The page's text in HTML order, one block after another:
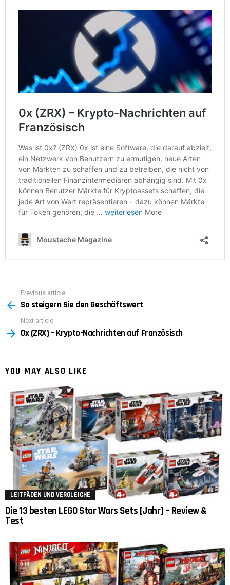
more
Previous article
So steigern Sie den Geschäftswert
Next article
0x (ZRX) – Krypto-Nachrichten auf Französisch
YOU MAY ALSO LIKE
LEITFÄDEN UND VERGLEICHE
Die 13 besten LEGO Star Wars Sets [Jahr] – Review &
Test